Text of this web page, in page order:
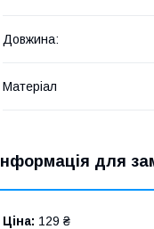
Довжина:
Матеріал
Інформація для
Ціна: 129 ₴